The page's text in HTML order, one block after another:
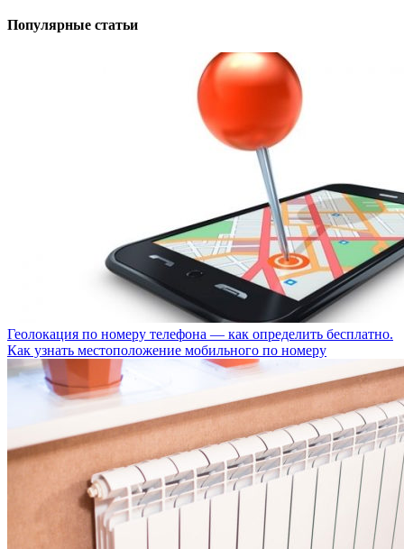
Популярные статьи
Геолокация по номеру телефона — как определить бесплатно.
Как узнать местоположение мобильного по номеру